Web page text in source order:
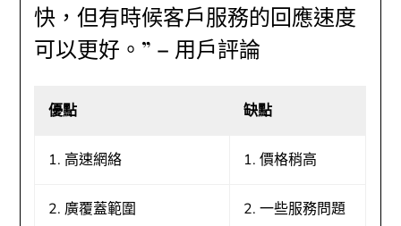
快，但有時候客戶服務的回應速度
可以更好。” – 用戶評論
優點 缺點
1. 高速網絡 1. 價格稍高
2. 廣覆蓋範圍 2. 一些服務問題